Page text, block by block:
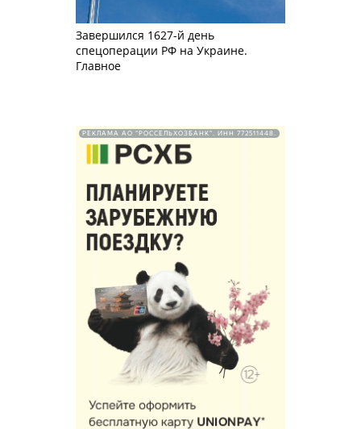
Завершился 1627-й день
спецоперации РФ на Украине.
Главное
РЕКЛАМА АО "РОССЕЛЬХОЗБАНК". ИНН 772511448.